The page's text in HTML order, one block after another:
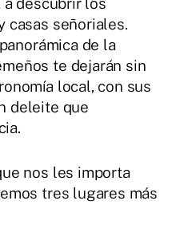
casas señoriales.
de la
te dejarán sin
local, con sus
deleite que
nos les importa
tres lugares más